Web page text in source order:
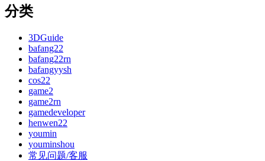
分类
3DGuide
bafang22
bafang22rn
bafangyysh
cos22
game2
game2rn
gamedeveloper
henwen22
youmin
youminshou
常见问题/客服